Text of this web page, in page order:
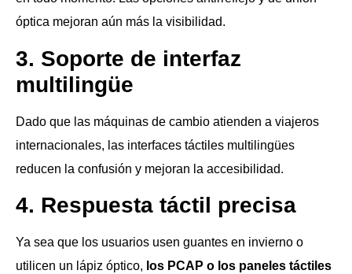
óptica mejoran aún más la visibilidad.
3. Soporte de interfaz
multilingüe
Dado que las máquinas de cambio atienden a viajeros
internacionales, las interfaces táctiles multilingües
reducen la confusión y mejoran la accesibilidad.
4. Respuesta táctil precisa
Ya sea que los usuarios usen guantes en invierno o
utilicen un lápiz óptico, los PCAP o los paneles táctiles